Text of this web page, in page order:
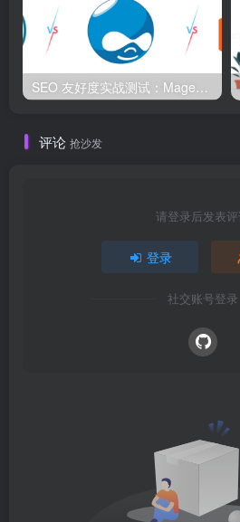
SEO 友好度实战测试：Magento、WordPress、Drupal 在核心 SEO 要素上的表现对比
评论 抢沙发
请登录后发表
登录
社交账号登录